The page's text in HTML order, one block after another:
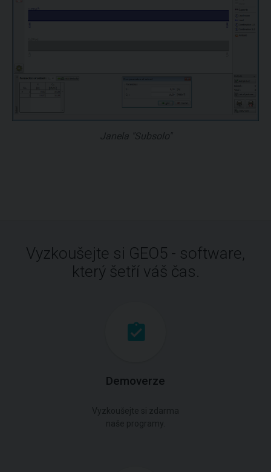
Janela "Subsolo"
Vyzkoušejte si GEO5 - software,
který šetří váš čas.
Demoverze